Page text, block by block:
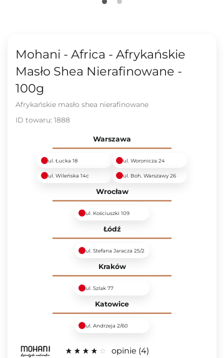
Mohani - Africa - Afrykańskie
Masło Shea Nierafinowane -
100g
Afrykańskie masło shea nierafinowane
ID towaru: 1888
Warszawa
ul. Łucka 18 ul. Woronicza 24
ul. Wileńska 14c ul. Boh. Warszawy 26
Wrocław
ul. Kościuszki 109
Łódź
ul. Stefana Jaracza 25/2
Kraków
ul. Szlak 77
Katowice
ul. Andrzeja 2/60
opinie 4